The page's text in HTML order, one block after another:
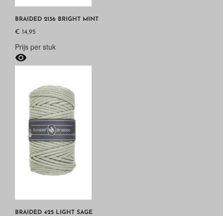
BRAIDED 2136 BRIGHT MINT
€ 14,95
Prijs per stuk

BRAIDED 425 LIGHT SAGE